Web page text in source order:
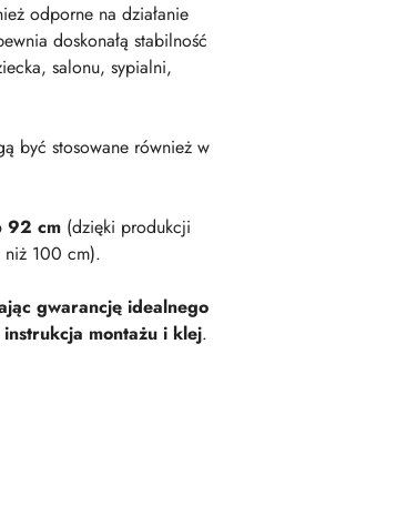
odporne na działanie
doskonałą stabilność
salonu, sypialni,
być stosowane również w
92 cm (dzięki produkcji
niż 100 cm).
gwarancję idealnego
instrukcja montażu i klej.